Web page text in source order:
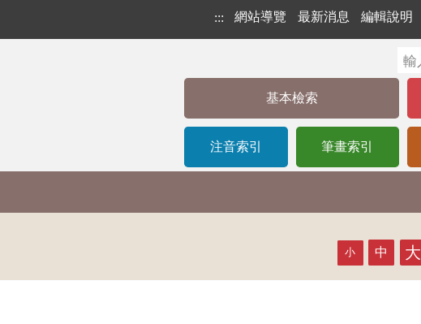
::: 網站導覽 最新消息 編輯說明
基本檢索
注音索引 筆畫索引
小 中 大